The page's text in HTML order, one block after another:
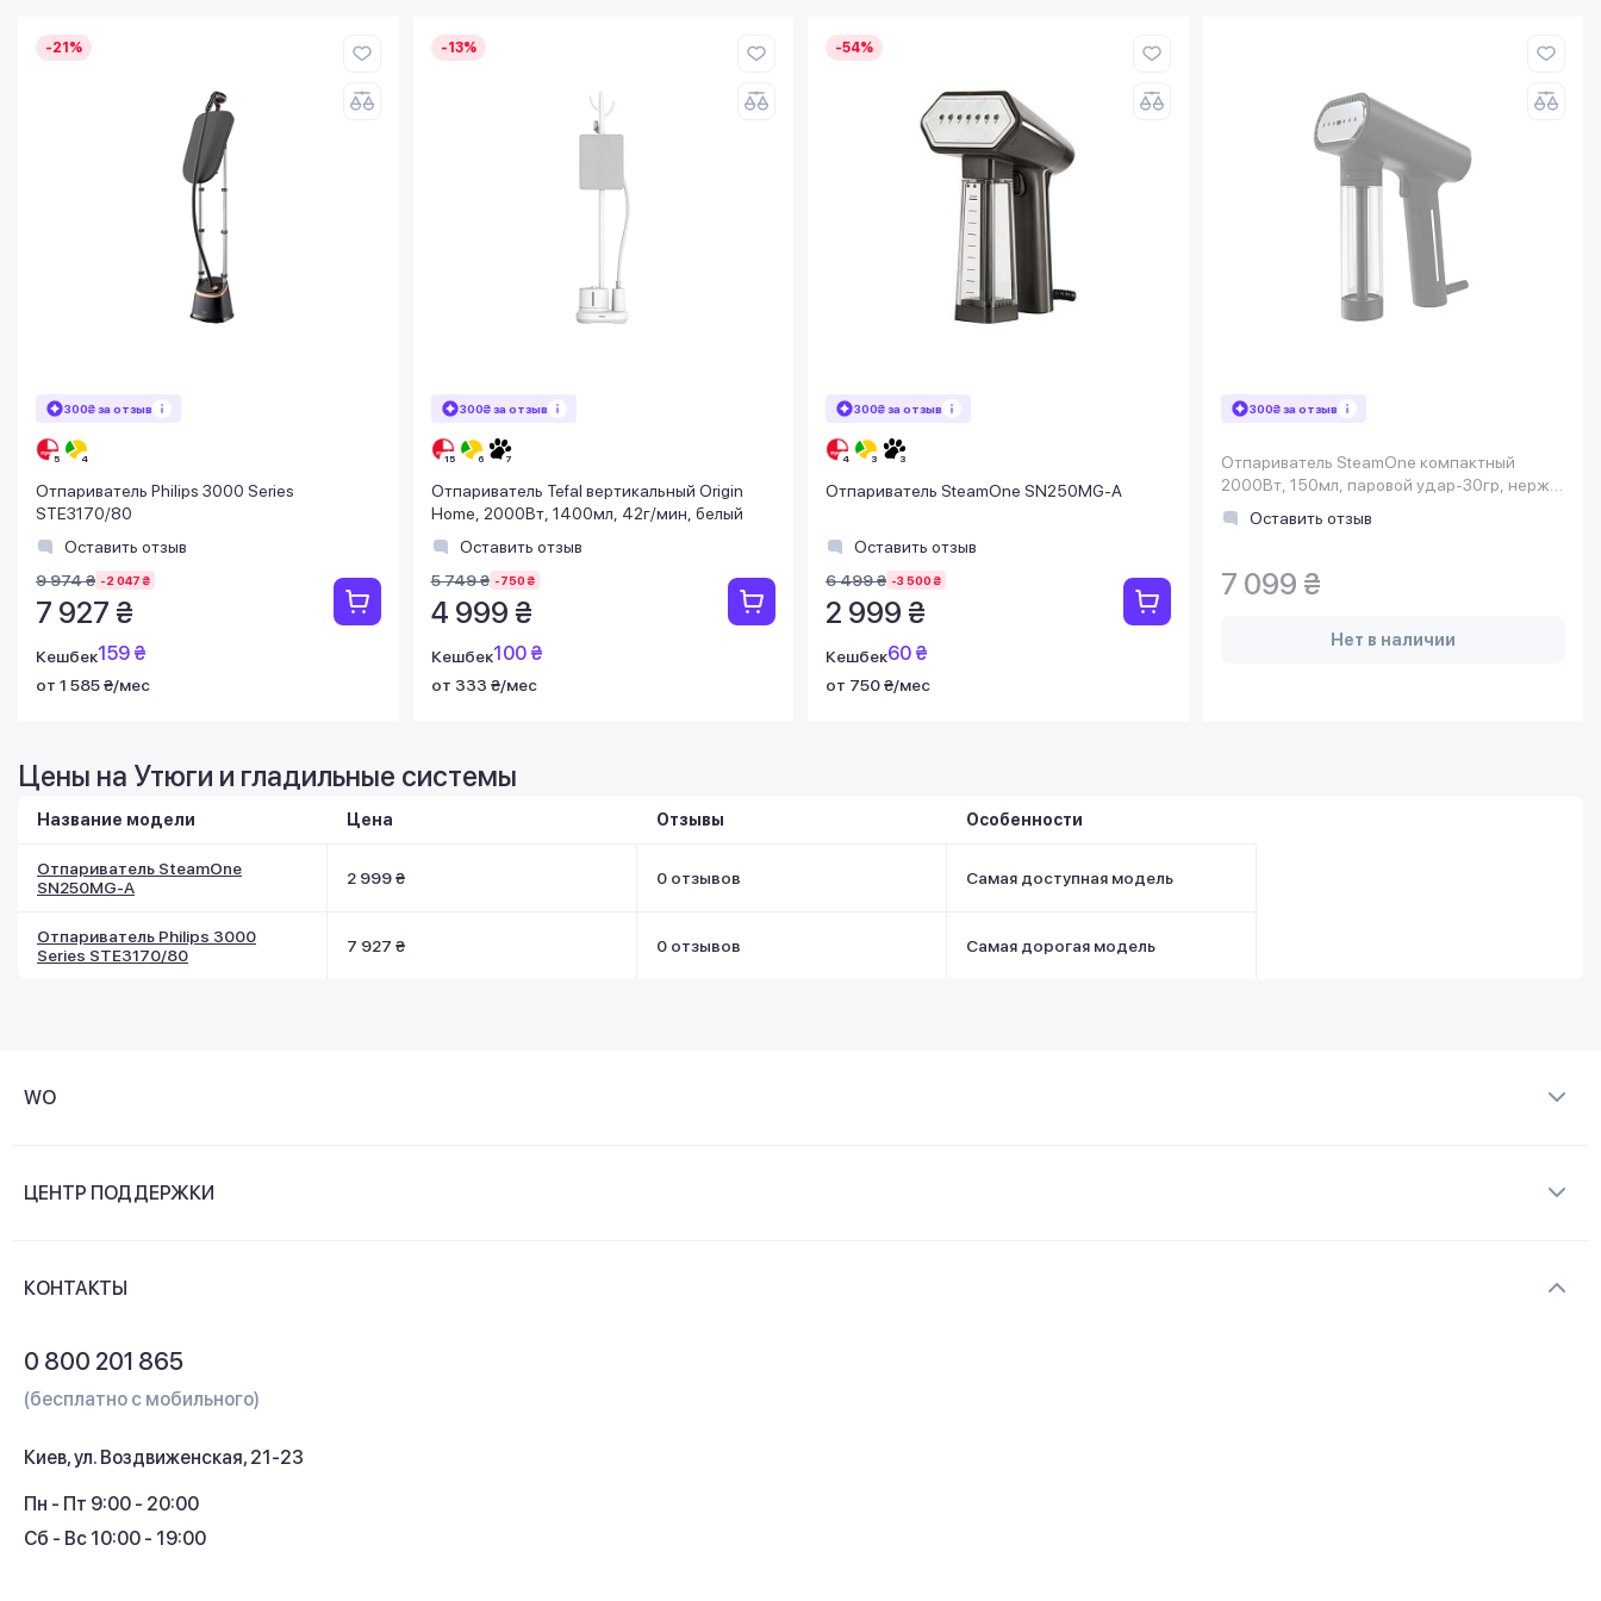
-21%
300₴ за отзыв
Отпариватель Philips 3000 Series
STE3170/80
Оставить отзыв
9 974 ₴ -2 047 ₴
7 927 ₴
Кешбек159 ₴
от 1 585 ₴/мес
-13%
300₴ за отзыв
Отпариватель Tefal вертикальный Origin
Home, 2000Вт, 1400мл, 42г/мин, белый
Оставить отзыв
5 749 ₴ -750 ₴
4 999 ₴
Кешбек100 ₴
от 333 ₴/мес
-54%
300₴ за отзыв
Отпариватель SteamOne SN250MG-A
Оставить отзыв
6 499 ₴ -3 500 ₴
2 999 ₴
Кешбек60 ₴
от 750 ₴/мес
300₴ за отзыв
Отпариватель SteamOne компактный
2000Вт, 150мл, паровой удар-30гр, нерж.
сталь, чорний
Оставить отзыв
7 099 ₴
Нет в наличии
Цены на Утюги и гладильные системы
Название модели Цена Отзывы Особенности
Отпариватель SteamOne
SN250MG-A
2 999 ₴ 0 отзывов Самая доступная модель
Отпариватель Philips 3000
Series STE3170/80
7 927 ₴ 0 отзывов Самая дорогая модель
WO
Контакты
ЦЕНТР ПОДДЕРЖКИ
Кэшбек
КОНТАКТЫ
0 800 201 865
(бесплатно с мобильного)
Киев, ул. Воздвиженская, 21-23
Пн - Пт 9:00 - 20:00
Сб - Вс 10:00 - 19:00